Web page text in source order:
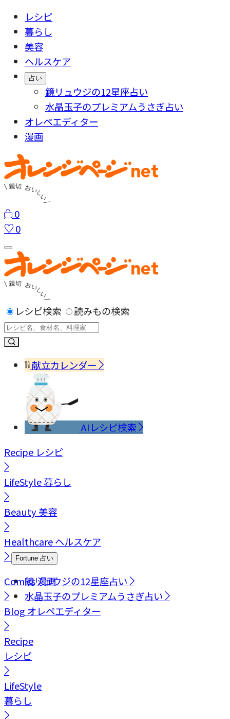
レシピ
暮らし
美容
ヘルスケア
占い
鏡リュウジの12星座占い
水晶玉子のプレミアムうさぎ占い
オレペエディター
漫画
0
0
レシピ検索 読みもの検索
献立カレンダー
AIレシピ検索
Recipe レシピ
LifeStyle暮らし
Beauty美容
Healthcareヘルスケア
Fortune 占い
鏡リュウジの12星座占い
水晶玉子のプレミアムうさぎ占い
Comics漫画
Blog オレペエディター
Recipe
レシピ
LifeStyle
暮らし